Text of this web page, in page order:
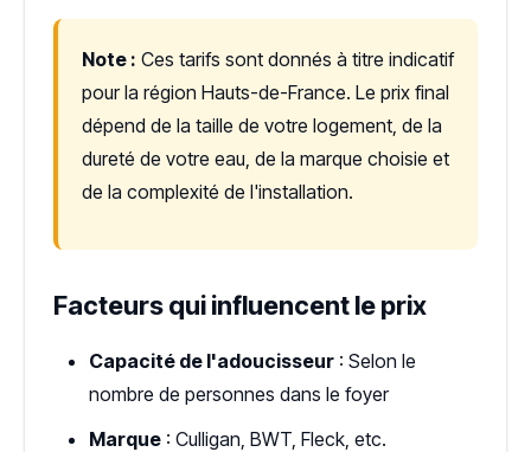
Note : Ces tarifs sont donnés à titre indicatif
pour la région Hauts-de-France. Le prix final
dépend de la taille de votre logement, de la
dureté de votre eau, de la marque choisie et
de la complexité de l'installation.
Facteurs qui influencent le prix
Capacité de l'adoucisseur : Selon le
nombre de personnes dans le foyer
Marque : Culligan, BWT, Fleck, etc.